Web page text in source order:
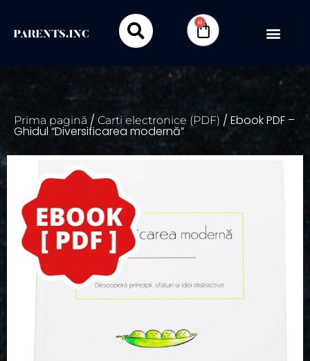
0
Prima pagină / Carti electronice (PDF) / Ebook PDF –
Ghidul “Diversificarea modernă”